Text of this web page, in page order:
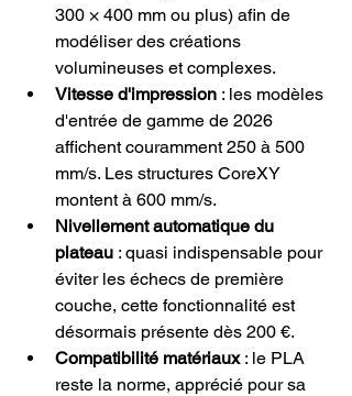
300 × 400 mm ou plus) afin de
modéliser des créations
volumineuses et complexes.
Vitesse d'impression : les modèles
d'entrée de gamme de 2026
affichent couramment 250 à 500
mm/s. Les structures CoreXY
montent à 600 mm/s.
Nivellement automatique du
plateau : quasi indispensable pour
éviter les échecs de première
couche, cette fonctionnalité est
désormais présente dès 200 €.
Compatibilité matériaux : le PLA
reste la norme, apprécié pour sa